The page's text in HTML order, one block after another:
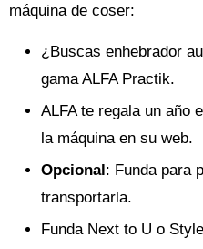
máquina de coser:
¿Buscas enhebrador
gama ALFA Practik.
ALFA te regala un año
la máquina en su web.
Opcional : Funda para
transportarla.
Funda Next to U o